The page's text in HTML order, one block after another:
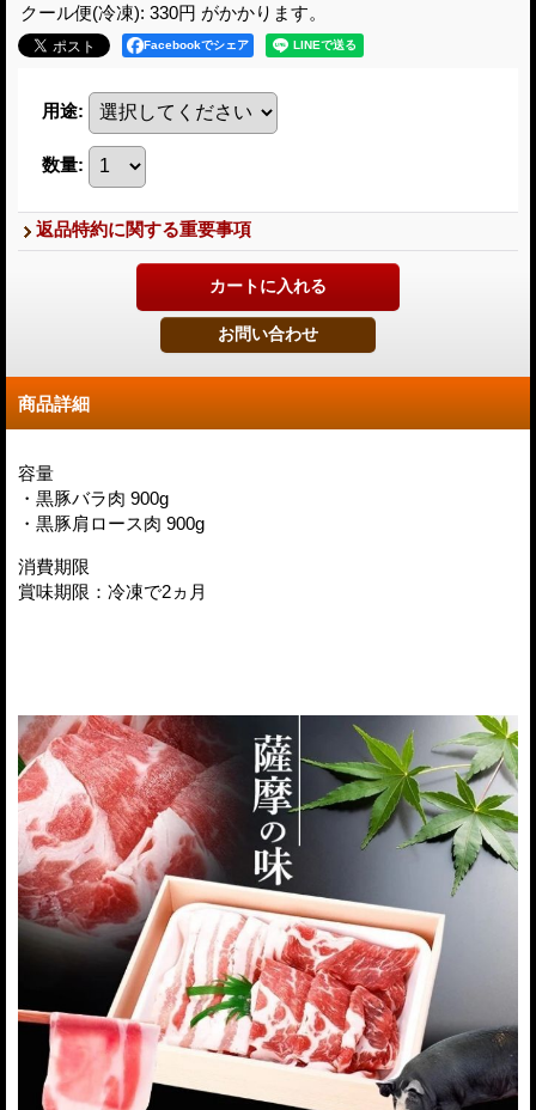
クール便(冷凍): 330円 がかかります。
Facebookでシェア
用途:
数量:
返品特約に関する重要事項
商品詳細
容量
・黒豚バラ肉 900g
・黒豚肩ロース肉 900g
消費期限
賞味期限：冷凍で2ヵ月